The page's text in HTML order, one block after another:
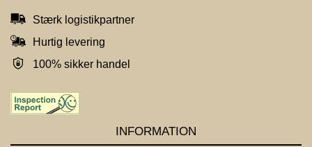
Stærk logistikpartner
Hurtig levering
100% sikker handel
INFORMATION